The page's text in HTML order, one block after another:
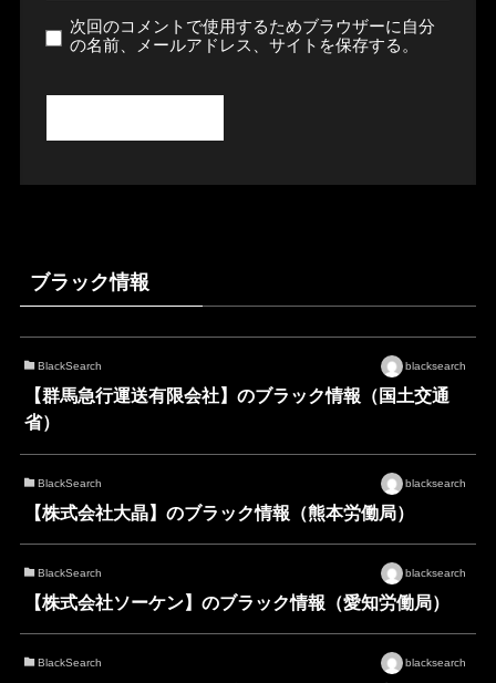
次回のコメントで使用するためブラウザーに自分
の名前、メールアドレス、サイトを保存する。
ブラック情報
BlackSearch blacksearch
【群馬急行運送有限会社】のブラック情報（国土交通
省）
BlackSearch blacksearch
【株式会社大晶】のブラック情報（熊本労働局）
BlackSearch blacksearch
【株式会社ソーケン】のブラック情報（愛知労働局）
BlackSearch blacksearch